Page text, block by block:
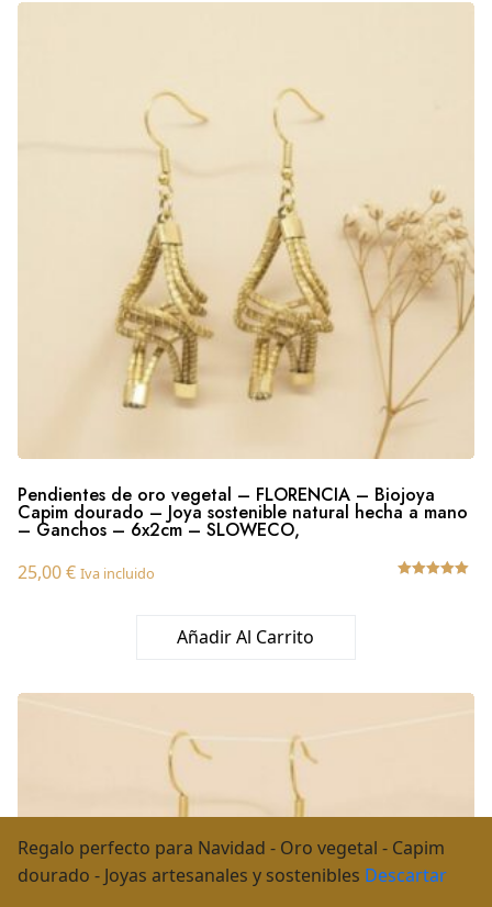
Regalo perfecto para Navidad - Oro vegetal - Capim
dourado - Joyas artesanales y sostenibles Descartar
Pendientes de oro vegetal – FLORENCIA – Biojoya
Capim dourado – Joya sostenible natural hecha a mano
– Ganchos – 6x2cm – SLOWECO,
25,00€ Iva incluido
Añadir Al Carrito